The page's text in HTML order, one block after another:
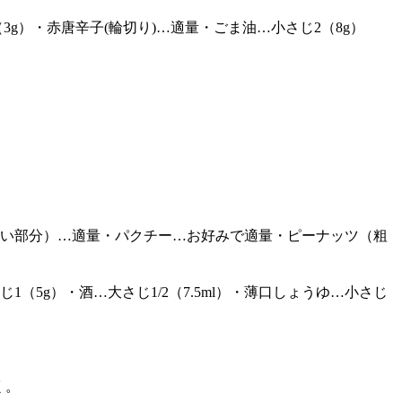
）・赤唐辛子(輪切り)…適量・ごま油…小さじ2（8g）
部分）…適量・パクチー…お好みで適量・ピーナッツ（粗
1（5g）・酒…大さじ1/2（7.5ml）・薄口しょうゆ…小さじ